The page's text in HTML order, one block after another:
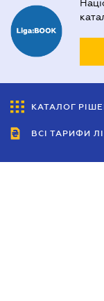
КАТАЛОГ
ВСІ ТАРИФИ